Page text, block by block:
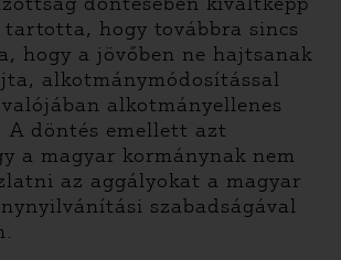
tartotta, hogy továbbra sincs
hogy a jövőben ne hajtsanak
alkotmánymódosítással
alkotmányellenes
A döntés emellett azt
a magyar kormánynak nem
az aggályokat a magyar
szabadságával